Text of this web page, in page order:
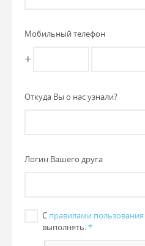
Мобильный телефон
+
Откуда Вы о нас узнали?
Логин Вашего друга
С правилами пользования
выполнять.*